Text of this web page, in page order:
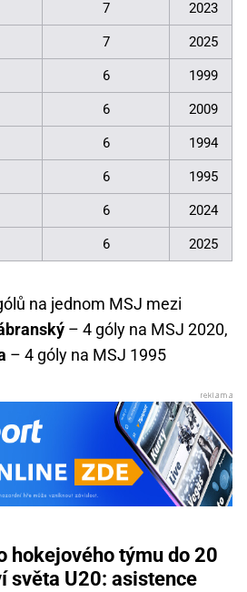
7 2023
7 2025
6 1999
6 2009
6 1994
6 1995
6 2024
6 2025
na jednom MSJ mezi
– 4 góly na MSJ 2020,
– 4 góly na MSJ 1995
hokejového týmu do 20
světa U20: asistence